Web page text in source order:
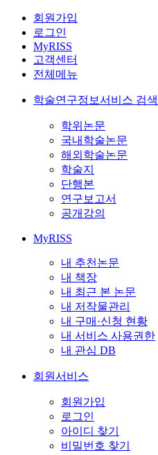
회원가입
로그인
MyRISS
고객센터
전체메뉴
학술연구정보서비스 검색
학위논문
국내학술논문
해외학술논문
학술지
단행본
연구보고서
공개강의
MyRISS
내 추천논문
내 책장
내 최근 본 논문
내 저작물관리
내 구매·신청 현황
내 서비스 사용권한
내 관심 DB
회원서비스
회원가입
로그인
아이디 찾기
비밀번호 찾기